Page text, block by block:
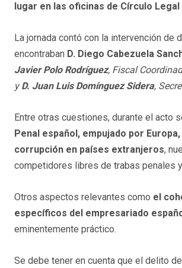
lugar en las oficinas de Círculo Legal
La jornada contó con la intervención
encontraban D. Diego Cabezuela
Javier Polo Rodríguez, Fiscal
yD. Juan Luis Domínguez Sidera,
Entre otras cuestiones, durante el acto
Penal español, empujado por
corrupción en países extranjeros,
competidores libres de trabas penales
Otros aspectos relevantes como el
específicos del empresariado
eminentemente práctico.
Se debe tener en cuenta que el delito